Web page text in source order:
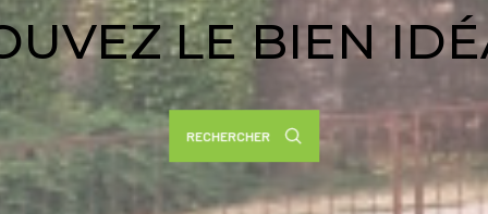
LE BIEN
RECHERCHER